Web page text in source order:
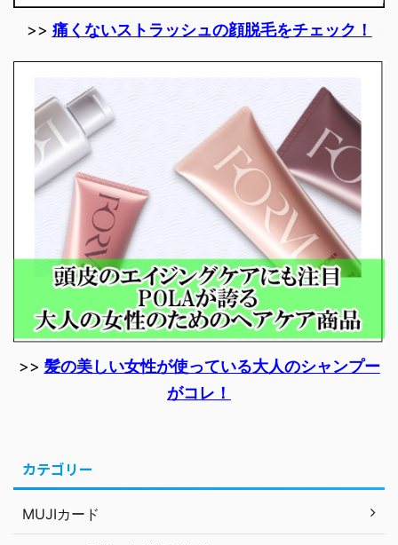
>> 痛くないストラッシュの顔脱毛をチェック！
>> 髪の美しい女性が使っている大人のシャンプー
がコレ！
カテゴリー
MUJIカード